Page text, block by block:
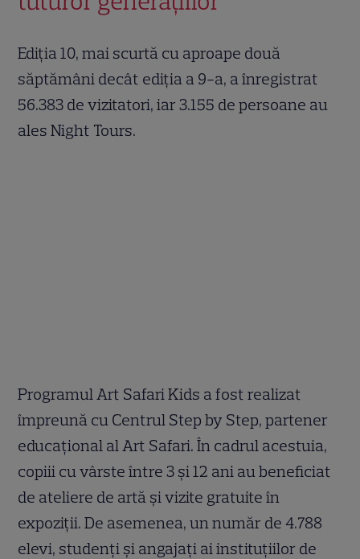
Ediția 10, mai scurtă cu aproape două
săptămâni decât ediția a 9-a, a înregistrat
56.383 de vizitatori, iar 3.155 de persoane au
ales Night Tours.
Programul Art Safari Kids a fost realizat
împreună cu Centrul Step by Step, partener
educațional al Art Safari. În cadrul acestuia,
copiii cu vârste între 3 și 12 ani au beneficiat
de ateliere de artă și vizite gratuite în
expoziții. De asemenea, un număr de 4.788
elevi, studenți și angajați ai instituțiilor de